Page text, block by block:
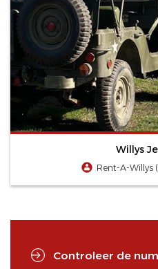
Willys
Rent-A-Willys
Controleer de